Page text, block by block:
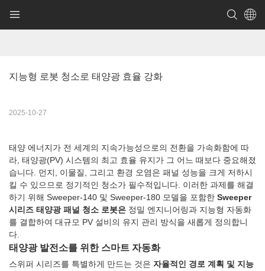
지능형 로봇 청소로 태양광 효율 강화
2025-10-27
태양 에너지가 전 세계의 지속가능성으로의 전환을 가속화함에 따
라, 태양광(PV) 시스템의 최고 효율 유지가 그 어느 때보다 중요해졌
습니다. 먼지, 이물질, 그리고 환경 오염은 패널 성능을 크게 저하시
킬 수 있으므로 정기적인 청소가 필수적입니다. 이러한 과제를 해결
하기 위해 Sweeper-140 및 Sweeper-180 모델을 포함한 Sweeper
시리즈 태양광 패널 청소 로봇은 정밀 엔지니어링과 지능형 자동화
를 결합하여 대규모 PV 설비의 유지 관리 방식을 새롭게 정의합니
다.
태양광 발전소를 위한 스마트 자동화
스위퍼 시리즈를 특별하게 만드는 것은 자율적인 경로 계획 및 지능